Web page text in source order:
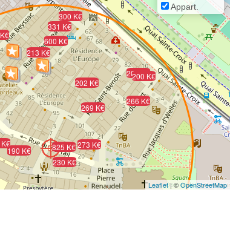
266 K€
213 K€
269 K€
273 K€
825 K€
230 K€
300 K€
331 K€
600 K€
202 K€
208 K€
200 K€
190 K€
Appart.
Leaflet| ©OpenStreetMap